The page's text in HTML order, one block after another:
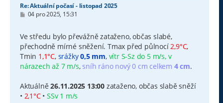
Re: Aktuální počasí - listopad 2025
P
s
p
ě
v
e
k
04 pro 2025, 15:31
Ve středu bylo převážně zataženo, občas slabé,
přechodně mírné sněžení. Tmax před půlnocí 2,9°C,
Tmin 1,1°C, srážky0,5 mm, vítr S-Sz do 5 m/s, v
nárazech až 7 m/s, sníh ráno nový 0 cm celkem 4 cm.
Aktuálně26.11.2025 13:00 zataženo, občas slabě sněží
• 2,1°C•SSv 1 m/s